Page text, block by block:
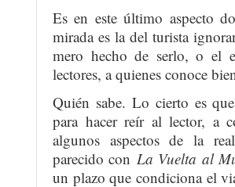
Es en este último aspecto
mirada es la del turista
mero hecho de serlo, o el
lectores, a quienes conoce
Quién sabe. Lo cierto es
para hacer reír al lector, a
algunos aspectos de la
parecido con La Vuelta al
un plazo que condiciona el